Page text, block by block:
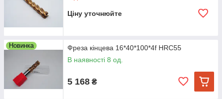
Ціну уточнюйте
Новинка
Фреза кінцева 16*40*100*4f HRC55
В наявності 8 од.
5 168 ₴